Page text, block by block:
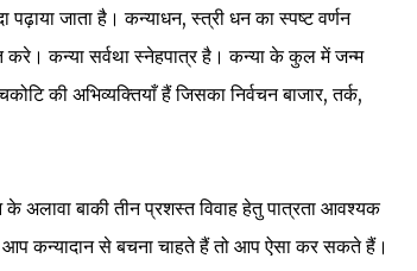
पढ़ाया जाता है। कन्याधन, स्त्री धन का स्पष्ट वर्णन
करे। कन्या सर्वथा स्नेहपात्र है। कन्या के कुल में जन्म
की अभिव्यक्तियाँ हैं जिसका निर्वचन बाजार, तर्क,
अलावा बाकी तीन प्रशस्त विवाह हेतु पात्रता आवश्यक
आप कन्यादान से बचना चाहते हैं तो आप ऐसा कर सकते हैं।